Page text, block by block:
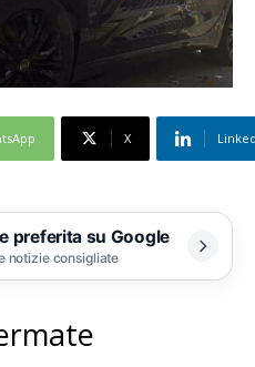
X
preferita su Google
notizie consigliate